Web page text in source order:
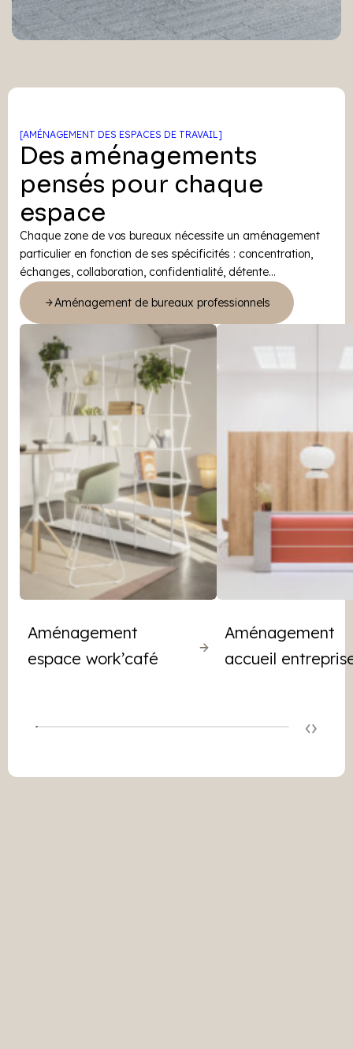
[AMÉNAGEMENT DES ESPACES DE TRAVAIL]
Des aménagements
pensés pour chaque
espace
Chaque zone de vos bureaux nécessite un aménagement
particulier en fonction de ses spécificités : concentration,
échanges, collaboration, confidentialité, détente…
Aménagement de bureaux professionnels
Aménagement
espace work’café
Aménagement
accueil
‹›